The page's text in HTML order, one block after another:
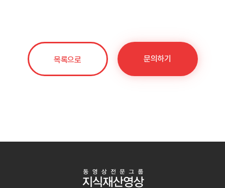
목록으로 문의하기